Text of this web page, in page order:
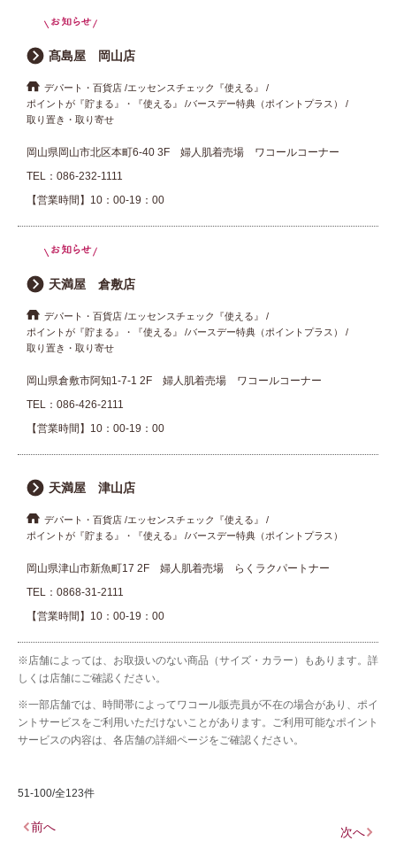
髙島屋 岡山店
デパート・百貨店 エッセンスチェック『使える』
ポイントが『貯まる』・『使える』
バースデー特典（ポイントプラス）
取り置き・取り寄せ
岡山県岡山市北区本町6-40 3F 婦人肌着売場 ワコールコーナー
TEL： 086-232-1111
【営業時間】10：00-19：00
天満屋 倉敷店
デパート・百貨店 エッセンスチェック『使える』
ポイントが『貯まる』・『使える』
バースデー特典（ポイントプラス）
取り置き・取り寄せ
岡山県倉敷市阿知1-7-1 2F 婦人肌着売場 ワコールコーナー
TEL： 086-426-2111
【営業時間】10：00-19：00
天満屋 津山店
デパート・百貨店 エッセンスチェック『使える』
ポイントが『貯まる』・『使える』
バースデー特典（ポイントプラス）
岡山県津山市新魚町17 2F 婦人肌着売場 らくラクパートナー
TEL： 0868-31-2111
【営業時間】10：00-19：00
※店舗によっては、お取扱いのない商品（サイズ・カラー）もあります。詳
しくは店舗にご確認ください。
※一部店舗では、時間帯によってワコール販売員が不在の場合があり、ポイ
ントサービスをご利用いただけないことがあります。ご利用可能なポイント
サービスの内容は、各店舗の詳細ページをご確認ください。
51-100/全123件
前へ 次へ